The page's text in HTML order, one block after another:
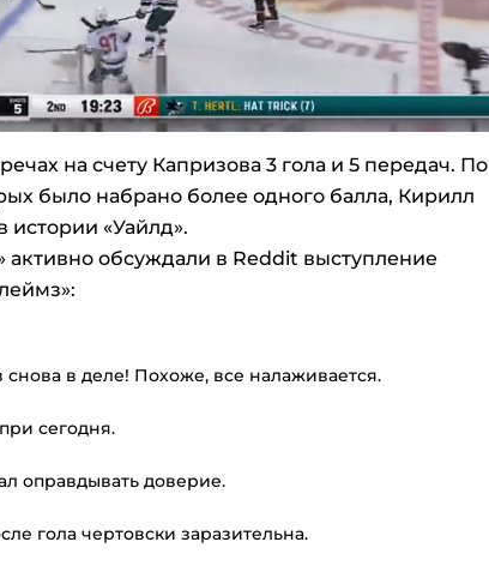
на счету Капризова 3 гола и 5 передач. По
было набрано более одного балла, Кирилл
истории «Уайлд».
активно обсуждали в Reddit выступление
в деле! Похоже, все налаживается.
сегодня.
оправдывать доверие.
гола чертовски заразительна.